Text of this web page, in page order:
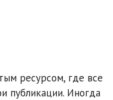
ресурсом, где все
публикации. Иногда